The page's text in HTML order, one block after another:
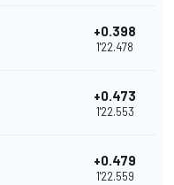
+0.398
1'22.478
+0.473
1'22.553
+0.479
1'22.559